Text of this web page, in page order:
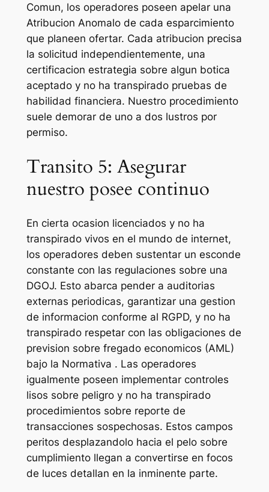
Comun, los operadores poseen apelar una
Atribucion Anomalo de cada esparcimiento
que planeen ofertar. Cada atribucion precisa
la solicitud independientemente, una
certificacion estrategia sobre algun botica
aceptado y no ha transpirado pruebas de
habilidad financiera. Nuestro procedimiento
suele demorar de uno a dos lustros por
permiso.
Transito 5: Asegurar
nuestro posee continuo
En cierta ocasion licenciados y no ha
transpirado vivos en el mundo de internet,
los operadores deben sustentar un esconde
constante con las regulaciones sobre una
DGOJ. Esto abarca pender a auditorias
externas periodicas, garantizar una gestion
de informacion conforme al RGPD, y no ha
transpirado respetar con las obligaciones de
prevision sobre fregado economicos (AML)
bajo la Normativa . Las operadores
igualmente poseen implementar controles
lisos sobre peligro y no ha transpirado
procedimientos sobre reporte de
transacciones sospechosas. Estos campos
peritos desplazandolo hacia el pelo sobre
cumplimiento llegan a convertirse en focos
de luces detallan en la inminente parte.